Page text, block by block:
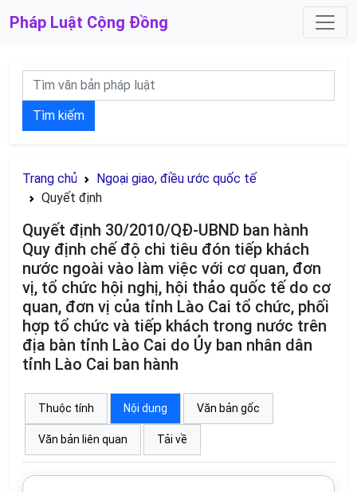
Pháp Luật Cộng Đồng
Tìm kiếm
Trang chủ
Ngoại giao, điều ước quốc tế
Quyết định
Quyết định 30/2010/QĐ-UBND ban hành
Quy định chế độ chi tiêu đón tiếp khách
nước ngoài vào làm việc với cơ quan, đơn
vị, tổ chức hội nghị, hội thảo quốc tế do cơ
quan, đơn vị của tỉnh Lào Cai tổ chức, phối
hợp tổ chức và tiếp khách trong nước trên
địa bàn tỉnh Lào Cai do Ủy ban nhân dân
tỉnh Lào Cai ban hành
Thuộc tính Nội dung Văn bản gốc
Văn bản liên quan Tải về